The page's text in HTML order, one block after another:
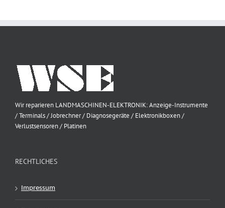
Wir reparieren LANDMASCHINEN-ELEKTRONIK: Anzeige-Instrumente
/ Terminals / Jobrechner / Diagnosegeräte / Elektronikboxen /
Verlustsensoren / Platinen
RECHTLICHES
Impressum